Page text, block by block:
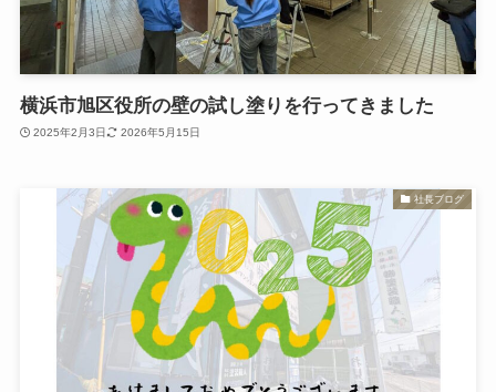
横浜市旭区役所の壁の試し塗りを行ってきました
2025年2月3日 2026年5月15日
社長ブログ